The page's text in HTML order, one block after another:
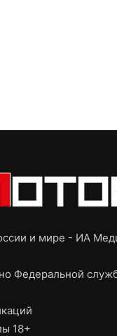
и мире - ИА
Федеральной
18+